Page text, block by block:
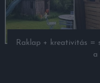
Raklap + kreativitás =
a